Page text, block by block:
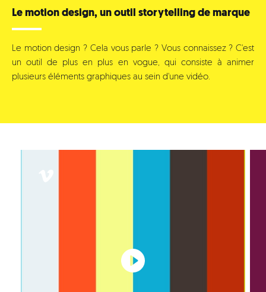
Le motion design, un outil storytelling de marque
Le motion design ? Cela vous parle ? Vous connaissez ? C'est
un outil de plus en plus en vogue, qui consiste à animer
plusieurs éléments graphiques au sein d'une vidéo.